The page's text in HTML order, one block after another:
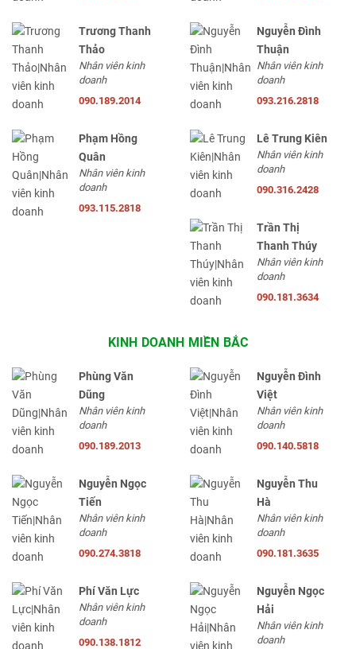
Trương Thanh
Thảo
Nhân viên kinh
doanh
090.189.2014
Nguyễn Đình
Thuận
Nhân viên kinh
doanh
093.216.2818
Phạm Hồng
Quân
Nhân viên kinh
doanh
093.115.2818
Lê Trung Kiên
Nhân viên kinh
doanh
090.316.2428
Trần Thị
Thanh Thúy
Nhân viên kinh
doanh
090.181.3634
KINH DOANH MIỀN BẮC
Phùng Văn
Dũng
Nhân viên kinh
doanh
090.189.2013
Nguyễn Đình
Việt
Nhân viên kinh
doanh
090.140.5818
Nguyễn Ngọc
Tiến
Nhân viên kinh
doanh
090.274.3818
Nguyễn Thu
Hà
Nhân viên kinh
doanh
090.181.3635
Phí Văn Lực
Nhân viên kinh
doanh
090.138.1812
Nguyễn Ngọc
Hải
Nhân viên kinh
doanh